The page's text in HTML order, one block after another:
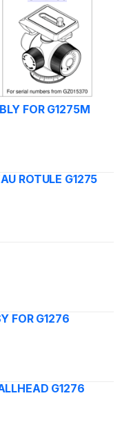
FOR G1275M
ROTULE G1275
FOR G1276
G1276